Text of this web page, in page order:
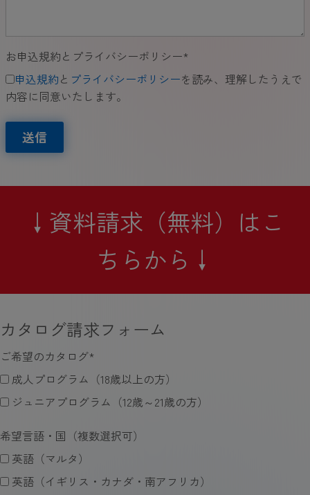
お申込規約とプライバシーポリシー*
申込規約と プライバシーポリシーを読み、理解したうえで
内容に同意いたします。
送信
↓資料請求（無料）はこ
ちらから↓
カタログ請求フォーム
ご希望のカタログ*
成人プログラム（18歳以上の方）
ジュニアプログラム（12歳～21歳の方）
希望言語・国（複数選択可）
英語（マルタ）
英語（イギリス・カナダ・南アフリカ）